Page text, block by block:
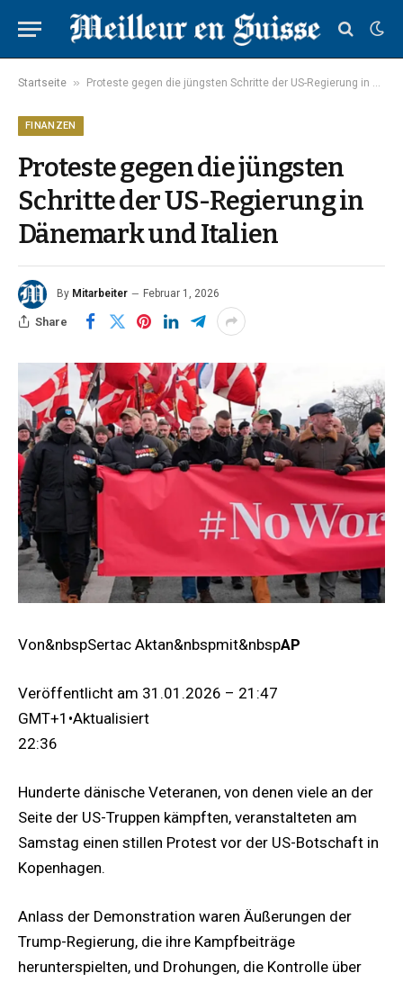
Startseite » Proteste gegen die jüngsten Schritte der US-Regierung in Dänemark und Italien
FINANZEN
Proteste gegen die jüngsten
Schritte der US-Regierung in
Dänemark und Italien
By Mitarbeiter Februar 1, 2026
Share
Von&nbspSertac Aktan&nbspmit&nbspAP
Veröffentlicht am 31.01.2026 – 21:47
GMT+1 •Aktualisiert
22:36
Hunderte dänische Veteranen, von denen viele an der
Seite der US-Truppen kämpften, veranstalteten am
Samstag einen stillen Protest vor der US-Botschaft in
Kopenhagen.
Anlass der Demonstration waren Äußerungen der
Trump-Regierung, die ihre Kampfbeiträge
herunterspielten, und Drohungen, die Kontrolle über